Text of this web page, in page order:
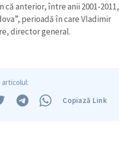
anterior, între anii 2001-2011,
perioadă în care Vladimir
director general.
Copiază Link
imagine